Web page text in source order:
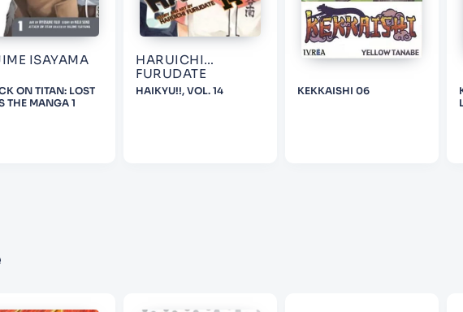
ENVIAR COMENTARIO
ISAYAMA
ON TITAN: LOST
THE MANGA 1
HARUICHI
FURUDATE
HAIKYU!!, VOL. 14 KEKKAISHI 06